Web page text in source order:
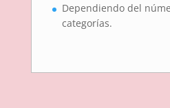
Dependiendo del
categorías.